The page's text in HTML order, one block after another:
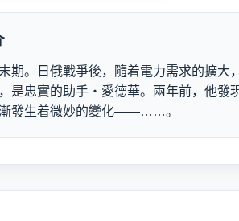
。日俄戰爭後，隨着電力需求的擴大
是忠實的助手・愛德華。兩年前，他發
發生着微妙的變化――……。